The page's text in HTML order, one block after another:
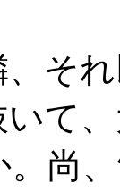
そ
て
尚